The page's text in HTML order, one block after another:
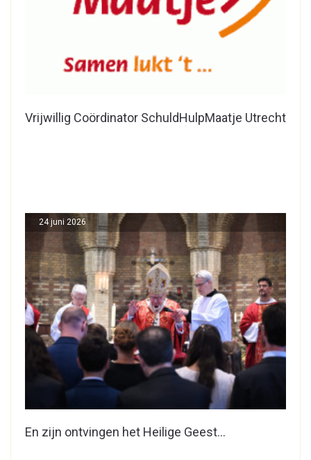
Vrijwillig Coördinator SchuldHulpMaatje Utrecht
En zijn ontvingen het Heilige Geest…
24 juni 2026